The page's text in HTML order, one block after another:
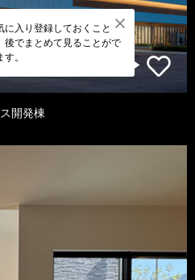
に入り登録しておくこと
後でまとめて見ることがで
。
開発棟